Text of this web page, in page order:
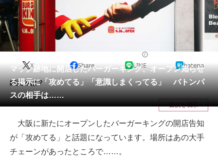
グルメ 地域
住まい 教育・育児
動物
会員記事
メディア
注目記事を集めた総合ページ
ITの今と未来を見通す
スマホと通信の最新トレンド
マック跡地に開店したバーガーキング、オープン知らせ
る掲示に「攻めてる」「意識しまくってる」 バトンパ
スの相手は……
X Share LINE hatena
縦読みは？
目次を表示
大阪に新たにオープンしたバーガーキングの開店告知
が「攻めてる」と話題になっています。場所はあの大手
チェーンがあったところで……。